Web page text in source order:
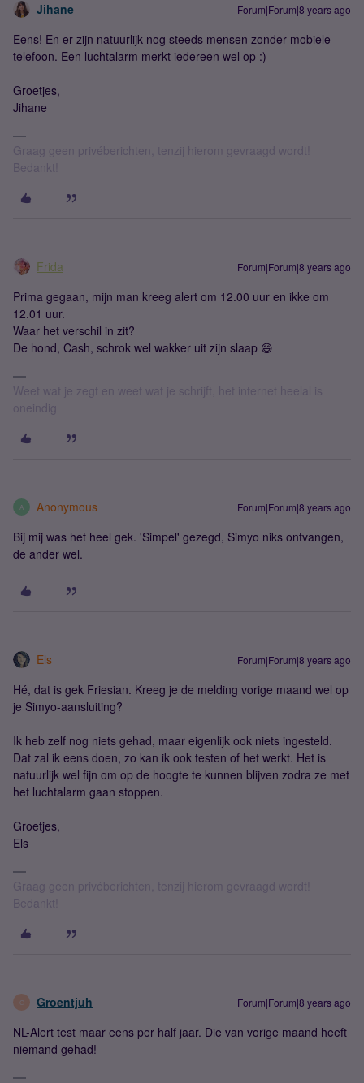
Jihane Forum|Forum|8 years ago
Eens! En er zijn natuurlijk nog steeds mensen zonder mobiele
telefoon. Een luchtalarm merkt iedereen wel op :)
Groetjes,
Jihane
Graag geen privéberichten, tenzij hierom gevraagd wordt!
Bedankt!
Frida Forum|Forum|8 years ago
Prima gegaan, mijn man kreeg alert om 12.00 uur en ikke om
12.01 uur.
Waar het verschil in zit?
De hond, Cash, schrok wel wakker uit zijn slaap 😄
Weet wat je zegt en weet wat je schrijft, het internet heelal is
oneindig
A Anonymous Forum|Forum|8 years ago
Bij mij was het heel gek. 'Simpel' gezegd, Simyo niks ontvangen,
de ander wel.
Els Forum|Forum|8 years ago
Hé, dat is gek Friesian. Kreeg je de melding vorige maand wel op
je Simyo-aansluiting?
Ik heb zelf nog niets gehad, maar eigenlijk ook niets ingesteld.
Dat zal ik eens doen, zo kan ik ook testen of het werkt. Het is
natuurlijk wel fijn om op de hoogte te kunnen blijven zodra ze met
het luchtalarm gaan stoppen.
Groetjes,
Els
Graag geen privéberichten, tenzij hierom gevraagd wordt!
Bedankt!
G Groentjuh Forum|Forum|8 years ago
NL-Alert test maar eens per half jaar. Die van vorige maand heeft
niemand gehad!